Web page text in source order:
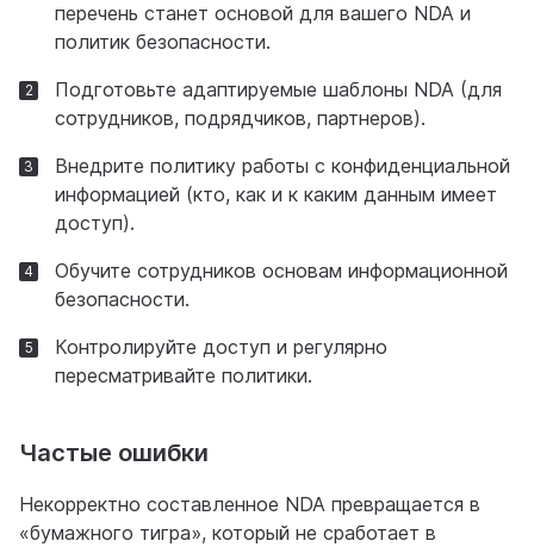
перечень станет основой для вашего NDA и
политик безопасности.
Подготовьте адаптируемые шаблоны NDA (для
сотрудников, подрядчиков, партнеров).
Внедрите политику работы с конфиденциальной
информацией (кто, как и к каким данным имеет
доступ).
Обучите сотрудников основам информационной
безопасности.
Контролируйте доступ и регулярно
пересматривайте политики.
Частые ошибки
Некорректно составленное NDA превращается в
«бумажного тигра», который не сработает в